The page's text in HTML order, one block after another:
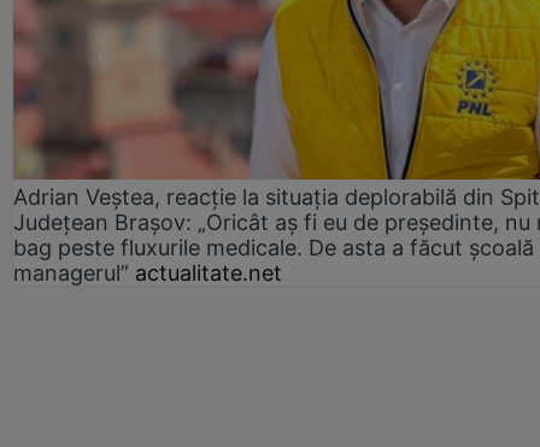
Adrian Veștea, reacție la situația deplorabilă din
Județean Brașov: „Oricât aș fi eu de președinte, nu
bag peste fluxurile medicale. De asta a făcut școală
managerul” actualitate.net